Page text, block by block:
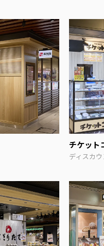
チケット
ディスカ